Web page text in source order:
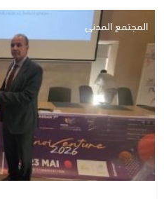
المجتمع المدني